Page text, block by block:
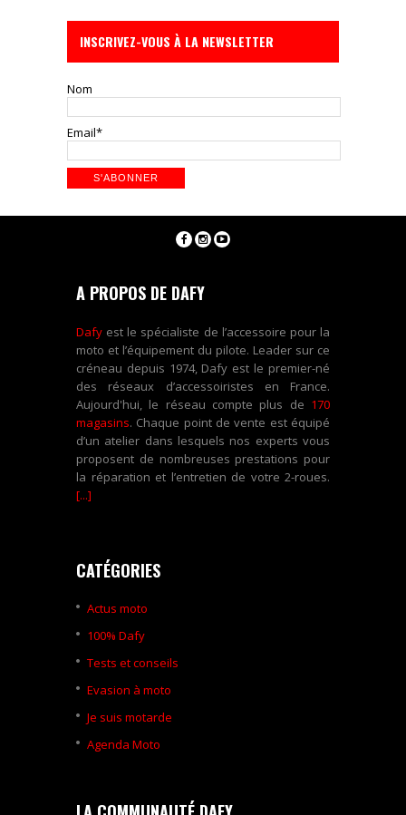
INSCRIVEZ-VOUS À LA NEWSLETTER
Nom
Email*
A PROPOS DE DAFY
Dafy est le spécialiste de l’accessoire pour la
moto et l’équipement du pilote. Leader sur ce
créneau depuis 1974, Dafy est le premier-né
des réseaux d’accessoiristes en France.
Aujourd'hui, le réseau compte plus de 170
magasins. Chaque point de vente est équipé
d’un atelier dans lesquels nos experts vous
proposent de nombreuses prestations pour
la réparation et l’entretien de votre 2-roues.
[...]
CATÉGORIES
Actus moto
100% Dafy
Tests et conseils
Evasion à moto
Je suis motarde
Agenda Moto